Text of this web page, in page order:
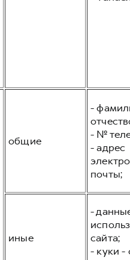
общие
-
- №
- адрес
почты;
иные
-
сайта;
- куки -